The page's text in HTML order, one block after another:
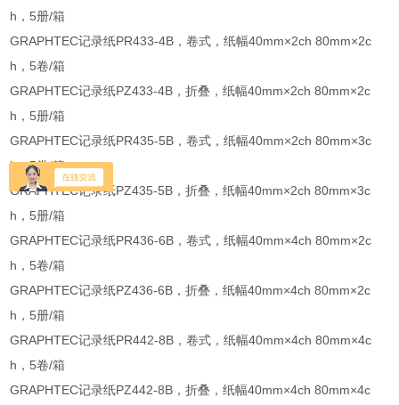
h，5册/箱
GRAPHTEC记录纸PR433-4B，卷式，纸幅40mm×2ch 80mm×2c
h，5卷/箱
GRAPHTEC记录纸PZ433-4B，折叠，纸幅40mm×2ch 80mm×2c
h，5册/箱
GRAPHTEC记录纸PR435-5B，卷式，纸幅40mm×2ch 80mm×3c
h，5卷/箱
GRAPHTEC记录纸PZ435-5B，折叠，纸幅40mm×2ch 80mm×3c
h，5册/箱
GRAPHTEC记录纸PR436-6B，卷式，纸幅40mm×4ch 80mm×2c
h，5卷/箱
GRAPHTEC记录纸PZ436-6B，折叠，纸幅40mm×4ch 80mm×2c
h，5册/箱
GRAPHTEC记录纸PR442-8B，卷式，纸幅40mm×4ch 80mm×4c
h，5卷/箱
GRAPHTEC记录纸PZ442-8B，折叠，纸幅40mm×4ch 80mm×4c